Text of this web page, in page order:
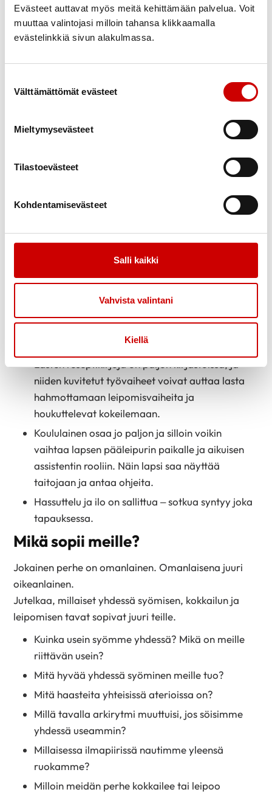
Evästeet auttavat myös meitä kehittämään palvelua. Voit
muuttaa valintojasi milloin tahansa klikkaamalla
evästelinkkiä sivun alakulmassa.
Välttämättömät evästeet
Mieltymysevästeet
Tilastoevästeet
Kohdentamisevästeet
Salli kaikki
Vahvista valintani
Kiellä
Tee valmisteluja ensin itse, koska pieni lapsi ei
Oma leikkuulauta, pilkkomisveitsi tai kaulin ovat
tärkeitä, jos lapselle on mahdollista sellaiset
hankkia. Ne innostavat jatkossakin
käytetä yhteen pullaan.
Lasten reseptikirjoja on paljon kirjastoissa, ja
niiden kuvitetut työvaiheet voivat auttaa lasta
hahmottamaan leipomisvaiheita ja
houkuttelevat kokeilemaan.
Koululainen osaa jo paljon ja silloin voikin
vaihtaa lapsen pääleipurin paikalle ja aikuisen
assistentin rooliin. Näin lapsi saa näyttää
taitojaan ja antaa ohjeita.
Hassuttelu ja ilo on sallittua – sotkua syntyy joka
tapauksessa.
Mikä sopii meille?
Jokainen perhe on omanlainen. Omanlaisena juuri
oikeanlainen.
Jutelkaa, millaiset yhdessä syömisen, kokkailun ja
leipomisen tavat sopivat juuri teille.
Kuinka usein syömme yhdessä? Mikä on meille
riittävän usein?
Mitä hyvää yhdessä syöminen meille tuo?
Mitä haasteita yhteisissä aterioissa on?
Millä tavalla arkirytmi muuttuisi, jos söisimme
yhdessä useammin?
Millaisessa ilmapiirissä nautimme yleensä
ruokamme?
Milloin meidän perhe kokkailee tai leipoo